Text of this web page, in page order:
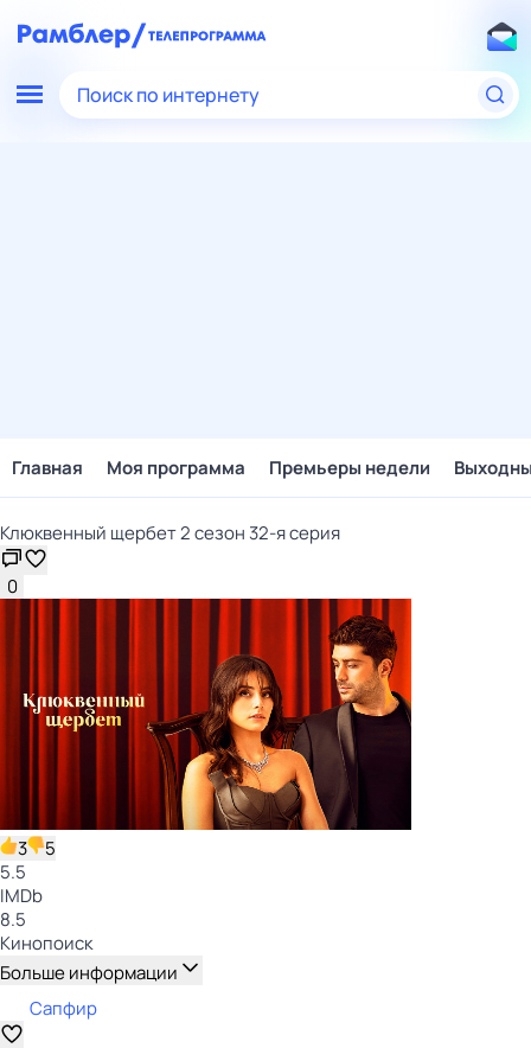
Поиск по интернету
Главная Моя программа Премьеры недели
Клюквенный щербет 2 сезон 32-я серия
0
3
5
5.5
IMDb
8.5
Кинопоиск
Больше информации
Сапфир